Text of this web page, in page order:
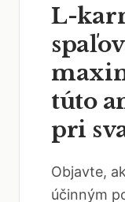
L-
túto
pri
Objavte,
účinným